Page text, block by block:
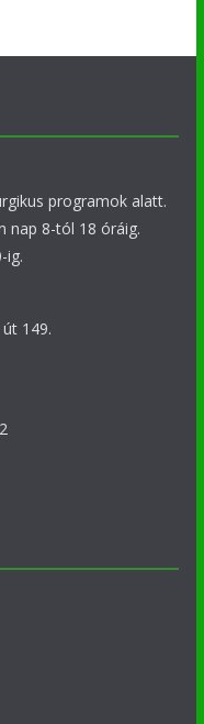
programok alatt.
nap 8-tól 18 óráig.
ig.
149.